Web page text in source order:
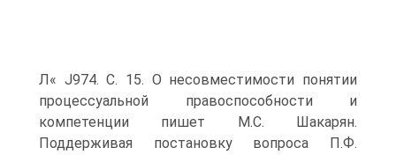
Л« J974. С. 15. О несовместимости понятии
процессуальной правоспособности и
компетенции пишет М.С. Шакарян.
Поддерживая постановку вопроса П.Ф.